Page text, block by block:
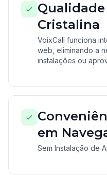
Qualidade
Cristalina
VoixCall funciona
web, eliminando a
instalações ou
em
Sem Instalação de